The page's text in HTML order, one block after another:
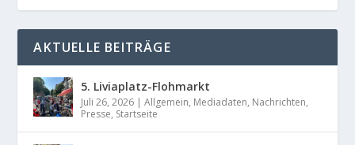
AKTUELLE BEITRÄGE
5. Liviaplatz-Flohmarkt
Juli 26, 2026 |Allgemein, Mediadaten, Nachrichten,
Presse, Startseite